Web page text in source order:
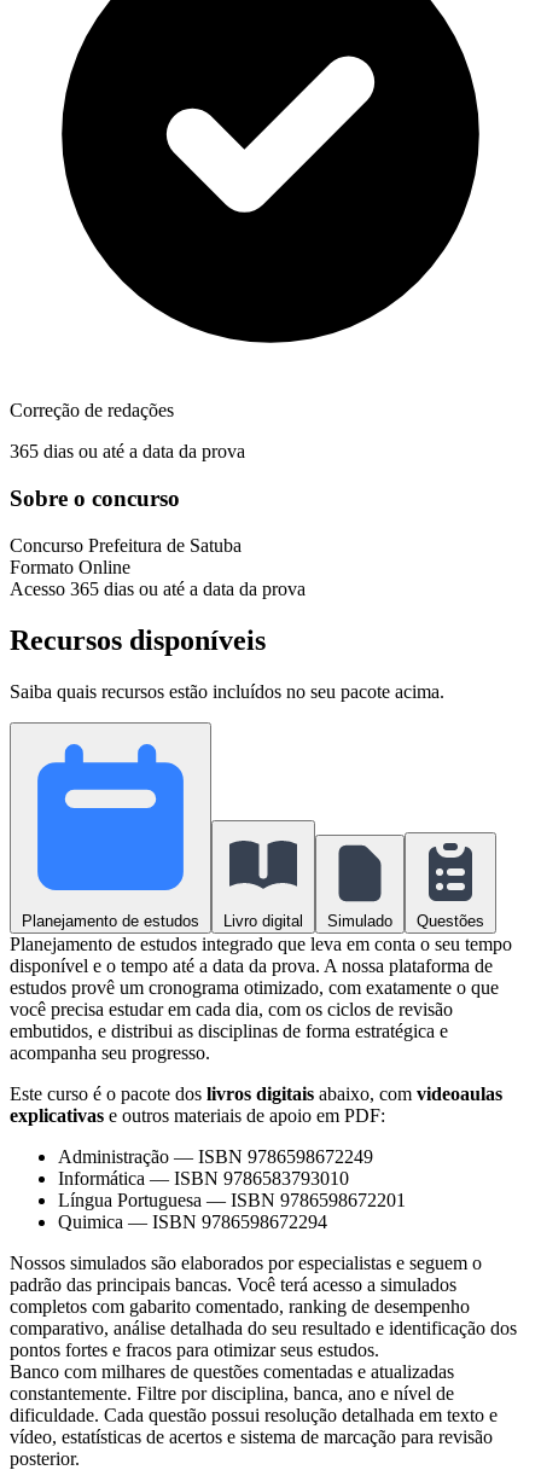
Correção de redações
365 dias ou até a data da prova
Sobre o concurso
Concurso Prefeitura de Satuba
Formato Online
Acesso 365 dias ou até a data da prova
Recursos disponíveis
Saiba quais recursos estão incluídos no seu pacote acima.
Planejamento de estudos Livro digital Simulado Questões
Planejamento de estudos integrado que leva em conta o seu tempo
disponível e o tempo até a data da prova. A nossa plataforma de
estudos provê um cronograma otimizado, com exatamente o que
você precisa estudar em cada dia, com os ciclos de revisão
embutidos, e distribui as disciplinas de forma estratégica e
acompanha seu progresso.
Este curso é o pacote dos livros digitais abaixo, com videoaulas
explicativas e outros materiais de apoio em PDF:
Administração — ISBN 9786598672249
Informática — ISBN 9786583793010
Língua Portuguesa — ISBN 9786598672201
Quimica — ISBN 9786598672294
Nossos simulados são elaborados por especialistas e seguem o
padrão das principais bancas. Você terá acesso a simulados
completos com gabarito comentado, ranking de desempenho
comparativo, análise detalhada do seu resultado e identificação dos
pontos fortes e fracos para otimizar seus estudos.
Banco com milhares de questões comentadas e atualizadas
constantemente. Filtre por disciplina, banca, ano e nível de
dificuldade. Cada questão possui resolução detalhada em texto e
vídeo, estatísticas de acertos e sistema de marcação para revisão
posterior.